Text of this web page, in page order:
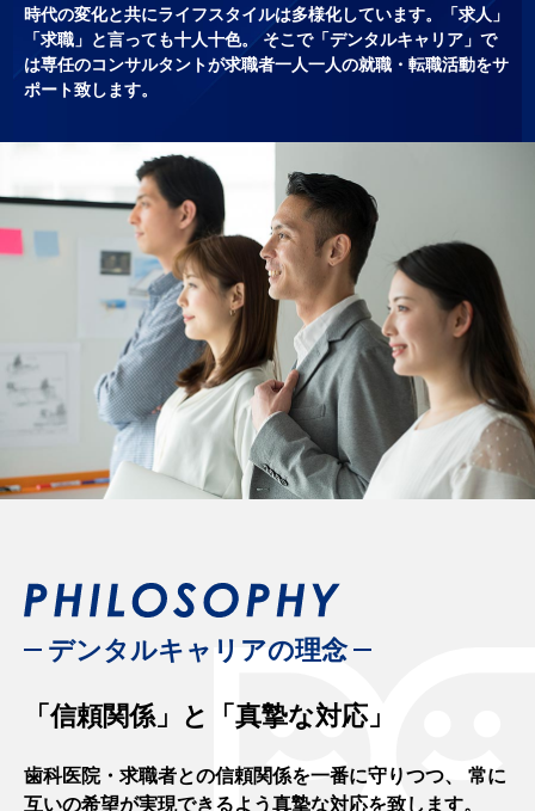
時代の変化と共にライフスタイルは多様化しています。「求人」
「求職」と言っても十人十色。 そこで「デンタルキャリア」で
は専任のコンサルタントが求職者一人一人の就職・転職活動をサ
ポート致します。
デンタルキャリアの理念
「信頼関係」と「真摯な対応」
歯科医院・求職者との信頼関係を一番に守りつつ、
常に
互いの希望が実現できるよう真摯な対応を致します。